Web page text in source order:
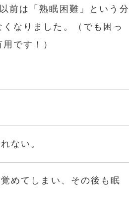
前は「熟眠困難」という分
なりました。（でも困っ
です！）
ない。
めてしまい、その後も眠